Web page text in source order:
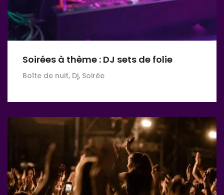
Soirées à thème : DJ sets de folie
Boîte de nuit, Dj, Soirée